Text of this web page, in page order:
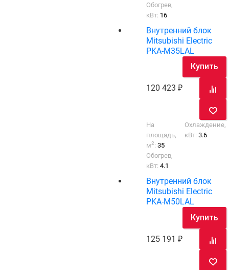
Обогрев,
кВт: 16
Внутренний блок
Mitsubishi Electric
PKA-M35LAL
120 423
Купить
На
площадь,
м2:35
Охлаждение,
кВт:3.6
Обогрев,
кВт:4.1
Внутренний блок
Mitsubishi Electric
PKA-M50LAL
125 191
Купить